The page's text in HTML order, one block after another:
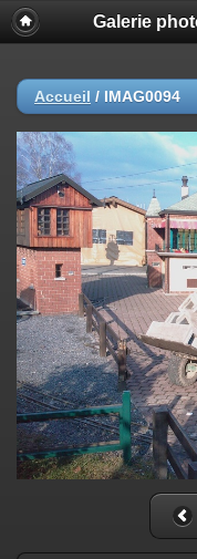
Galerie
Accueil / IMAG0094